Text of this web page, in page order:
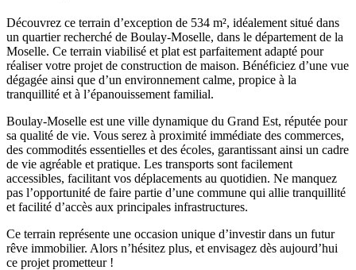
Découvrez ce terrain d’exception de 534 m², idéalement situé dans
un quartier recherché de Boulay-Moselle, dans le département de la
Moselle. Ce terrain viabilisé et plat est parfaitement adapté pour
réaliser votre projet de construction de maison. Bénéficiez d’une vue
dégagée ainsi que d’un environnement calme, propice à la
tranquillité et à l’épanouissement familial.
Boulay-Moselle est une ville dynamique du Grand Est, réputée pour
sa qualité de vie. Vous serez à proximité immédiate des commerces,
des commodités essentielles et des écoles, garantissant ainsi un cadre
de vie agréable et pratique. Les transports sont facilement
accessibles, facilitant vos déplacements au quotidien. Ne manquez
pas l’opportunité de faire partie d’une commune qui allie tranquillité
et facilité d’accès aux principales infrastructures.
Ce terrain représente une occasion unique d’investir dans un futur
rêve immobilier. Alors n’hésitez plus, et envisagez dès aujourd’hui
ce projet prometteur !